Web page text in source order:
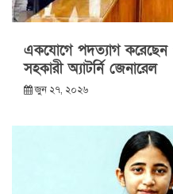
একযোগে পদত্যাগ
সহকারী অ্যাটর্নি জেনারেল
জুন ২৭, ২০২৬